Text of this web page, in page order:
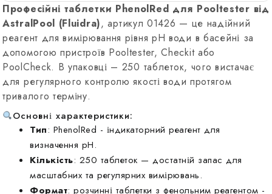
250
тестов
(01426)
Професійні таблетки PhenolRed для Pooltester від
AstralPool (Fluidra), артикул 01426 — це надійний
реагент для вимірювання рівня pH води в басейні за
допомогою пристроїв Pooltester, Checkit або
PoolCheck. В упаковці – 250 таблеток, чого вистачає
для регулярного контролю якості води протягом
тривалого терміну.
Основні характеристики:
Тип: PhenolRed - індикаторний реагент для
визначення pH.
Кількість: 250 таблеток — достатній запас для
масштабних та регулярних вимірювань.
Формат: розчинні таблетки з фенольним реагентом -